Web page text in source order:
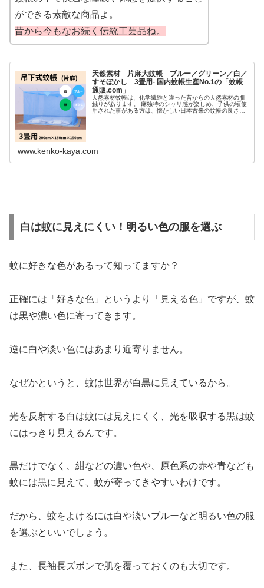
ができる素敵な商品よ。
昔から今もなお続く伝統工芸品ね。
天然素材 片麻大蚊帳 ブルー／グリーン／白／
すそぼかし 3畳用- 国内蚊帳生産No.1の「蚊帳
通販.com」
天然素材蚊帳は、化学繊維と違った昔からの天然素材の肌
触りがあります。 麻独特のシャリ感が楽しめ、子供の頃使
用された事がある方は、懐かしい日本古来の蚊帳の良さを
www.kenko-kaya.com
白は蚊に見えにくい！明るい色の服を選ぶ
蚊に好きな色があるって知ってますか？
正確には「好きな色」というより「見える色」ですが、蚊
は黒や濃い色に寄ってきます。
逆に白や淡い色にはあまり近寄りません。
なぜかというと、蚊は世界が白黒に見えているから。
光を反射する白は蚊には見えにくく、光を吸収する黒は蚊
にはっきり見えるんです。
黒だけでなく、紺などの濃い色や、原色系の赤や青なども
蚊には黒に見えて、蚊が寄ってきやすいわけです。
だから、蚊をよけるには白や淡いブルーなど明るい色の服
を選ぶといいでしょう。
また、長袖長ズボンで肌を覆っておくのも大切です。